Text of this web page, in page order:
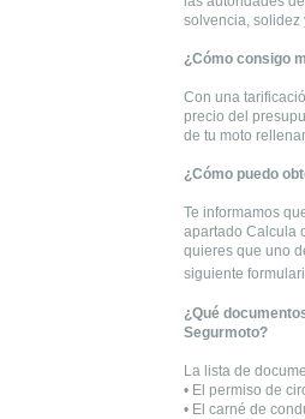
solvencia,
¿Cómo consigo
Con una
precio del
de tu moto
¿Cómo puedo
Te informamos
apartado Calcula
quieres que uno
siguiente
¿Qué
Segurmoto?
La lista de
• El permiso de
• El carné de